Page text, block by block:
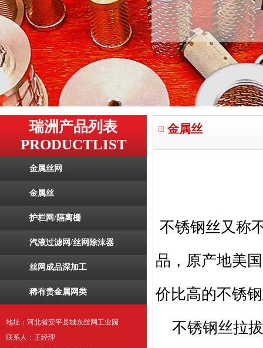
瑞洲产品列表
PRODUCTLIST
金属丝网
金属丝
护栏网/隔离栅
汽液过滤网/丝网除沫器
丝网成品深加工
稀有贵金属网类
地址：河北省安平县城东丝网工业园
联系人：王经理
金属丝
不锈钢丝又称
品，原产地美
价比高的不锈
不锈钢丝拉拔